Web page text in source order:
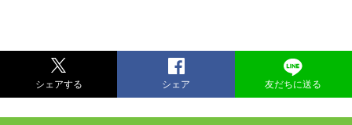
シェアする シェア 友だちに送る